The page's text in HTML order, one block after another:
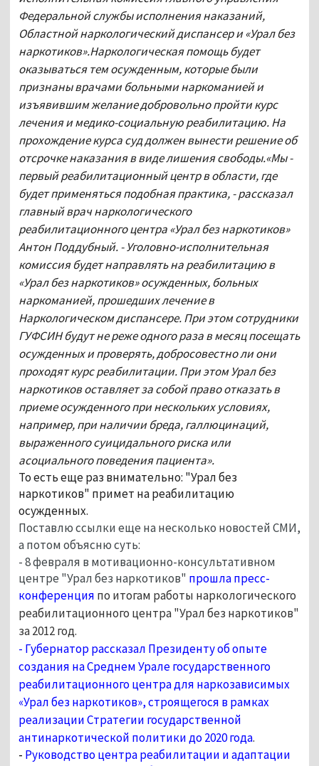
Федеральной службы исполнения наказаний,
Областной наркологический диспансер и «Урал без
наркотиков».Наркологическая помощь будет
оказываться тем осужденным, которые были
признаны врачами больными наркоманией и
изъявившим желание добровольно пройти курс
лечения и медико-социальную реабилитацию. На
прохождение курса суд должен вынести решение об
отсрочке наказания в виде лишения свободы.«Мы -
первый реабилитационный центр в области, где
будет применяться подобная практика, - рассказал
главный врач наркологического
реабилитационного центра «Урал без наркотиков»
Антон Поддубный. - Уголовно-исполнительная
комиссия будет направлять на реабилитацию в
«Урал без наркотиков» осужденных, больных
наркоманией, прошедших лечение в
Наркологическом диспансере. При этом сотрудники
ГУФСИН будут не реже одного раза в месяц посещать
осужденных и проверять, добросовестно ли они
проходят курс реабилитации. При этом Урал без
наркотиков оставляет за собой право отказать в
приеме осужденного при нескольких условиях,
например, при наличии бреда, галлюцинаций,
выраженного суицидального риска или
асоциального поведения пациента».
То есть еще раз внимательно: "Урал без
наркотиков" примет на реабилитацию
осужденных.
Поставлю ссылки еще на несколько новостей СМИ,
а потом объясню суть:
- 8 февраля в мотивационно-консультативном
центре "Урал без наркотиков" прошла пресс-
конференция по итогам работы наркологического
реабилитационного центра "Урал без наркотиков"
за 2012 год.
- Губернатор рассказал Президенту об опыте
создания на Среднем Урале государственного
реабилитационного центра для наркозависимых
«Урал без наркотиков», строящегося в рамках
реализации Стратегии государственной
антинаркотической политики до 2020 года.
- Руководство центра реабилитации и адаптации